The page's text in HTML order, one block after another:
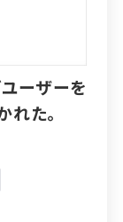
ーザーを
た。